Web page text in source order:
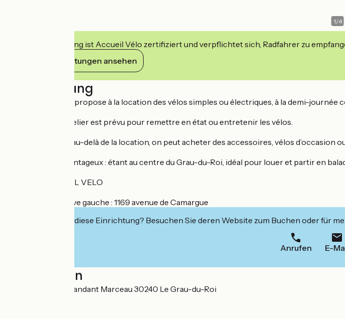
1/4
Diese Einrichtung ist Accueil Vélo zertifiziert und verpflichtet sich, Radfahrer zu
Ihre Verpflichtungen ansehen
Beschreibung
Le Grau vélo vous propose à la location des vélos simples ou électriques, à la demi-journée
Réparation : un atelier est prévu pour remettre en état ou entretenir les vélos.
Vente/occasion : au-delà de la location, on peut acheter des accessoires, vélos d’occasion
Emplacement avantageux : étant au centre du Grau-du-Roi, idéal pour louer et partir en
Labelisé : ACCUEIL VELO
Autre adresse / rive gauche : 1169 avenue de Camargue
Interessiert Sie diese Einrichtung? Besuchen Sie deren Website zum Buchen oder für
Anrufen E-
Localisation
4bis rue du commandant Marceau 30240 Le Grau-du-Roi